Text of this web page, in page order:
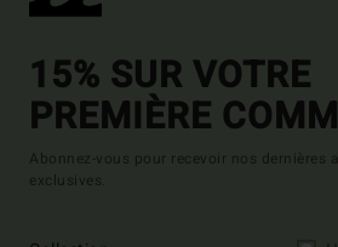
15% SUR VOTRE
PREMIÈRE
Abonnez-vous pour recevoir nos dernières
exclusives.